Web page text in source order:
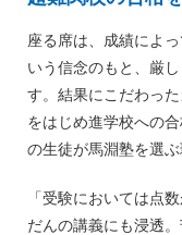
座る席は、成績によ
いう信念のもと、厳
す。結果にこだわっ
をはじめ進学校への
の生徒が馬淵塾を選ぶ
「受験においては点
だんの講義にも浸透